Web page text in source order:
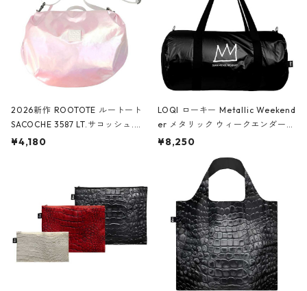
2026新作 ROOTOTE ルートート
SACOCHE 3587 LT.サコッシュ.ル
ミエ-B ショルダーバッグ グロスピ
¥4,180
LOQI ローキー Metallic Weekend
er メタリック ウィークエンダー
ボストンバッグ ショルダーバッグ
Black ジャン=ミッシェル・バスキ
ア/クラウン ブラック
¥8,250